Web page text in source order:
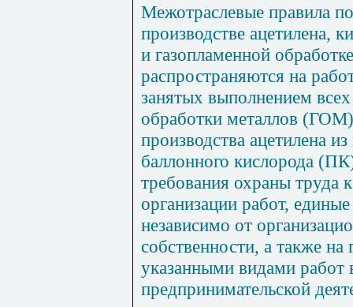
Межотраслевые правила
производстве ацетилена,
и газопламенной
распространяются на
занятых выполнением
обработки металлов
производства ацетилена
баллонного кислорода
требования охраны труда
организации работ,
независимо от
собственности, а также
указанными видами работ
предпринимательской